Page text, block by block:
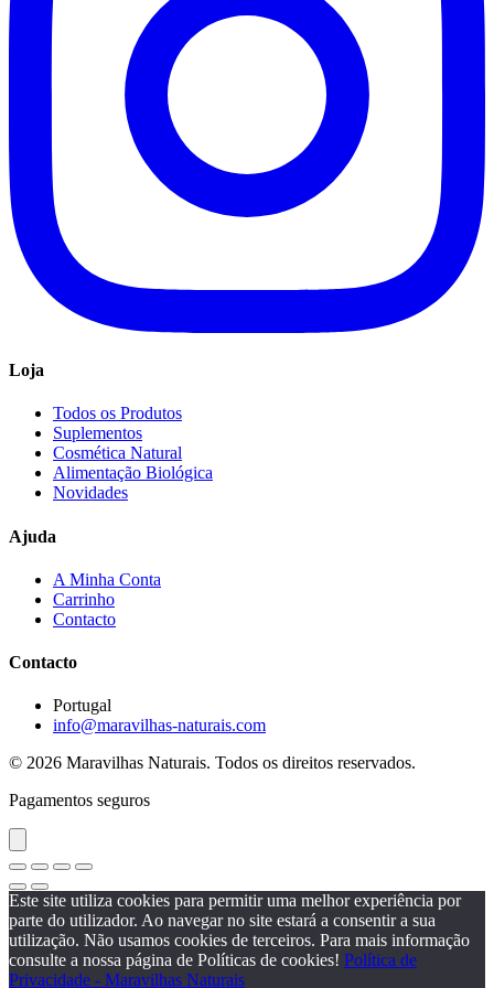
Loja
Todos os Produtos
Suplementos
Cosmética Natural
Alimentação Biológica
Novidades
Ajuda
A Minha Conta
Carrinho
Contacto
Contacto
Portugal
info@maravilhas-naturais.com
© 2026 Maravilhas Naturais. Todos os direitos reservados.
Pagamentos seguros
Este site utiliza cookies para permitir uma melhor experiência por
parte do utilizador. Ao navegar no site estará a consentir a sua
utilização. Não usamos cookies de terceiros. Para mais informação
consulte a nossa página de Políticas de cookies! Política de
Privacidade - Maravilhas Naturais